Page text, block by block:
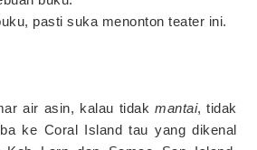
pasti suka menonton teater ini.
air asin, kalau tidakmantai, tidak
ke Coral Island tau yang dikenal